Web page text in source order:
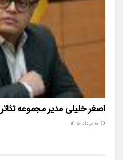
اصغر خلیلی مدیر مجموعه